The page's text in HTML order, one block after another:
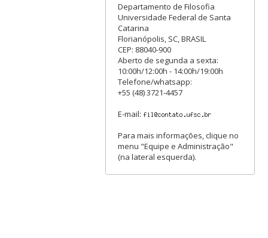
Departamento de Filosofia
Universidade Federal de Santa
Catarina
Florianópolis, SC, BRASIL
CEP: 88040-900
Aberto de segunda a sexta:
10:00h/12:00h - 14:00h/19:00h
Telefone/whatsapp:
+55 (48) 3721-4457
E-mail:
Para mais informações, clique no
menu "Equipe e Administração"
(na lateral esquerda).